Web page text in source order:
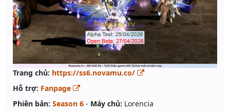
Trang chủ: https://ss6.novamu.co/
Hỗ trợ: Fanpage
Phiên bản: Season 6 - Máy chủ: Lorencia